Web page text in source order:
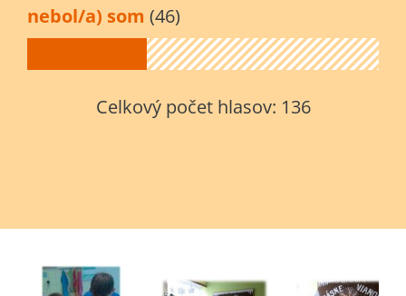
nebol/a) som (46)
Celkový počet hlasov: 136